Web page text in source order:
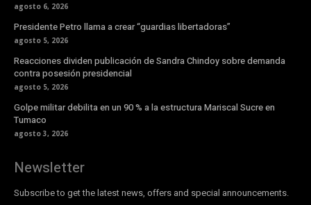
agosto 6, 2026
Presidente Petro llama a crear “guardias libertadoras”
agosto 5, 2026
Reacciones dividen publicación de Sandra Chindoy sobre demanda
contra posesión presidencial
agosto 5, 2026
Golpe militar debilita en un 90 % a la estructura Mariscal Sucre en
Tumaco
agosto 3, 2026
Newsletter
Subscribe to get the latest news, offers and special announcements.